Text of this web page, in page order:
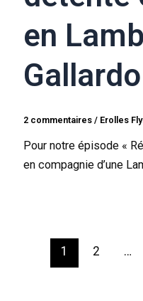
en
2 commentaires / Erolles
Pour notre épisode «
en compagnie d’une
1 2 …